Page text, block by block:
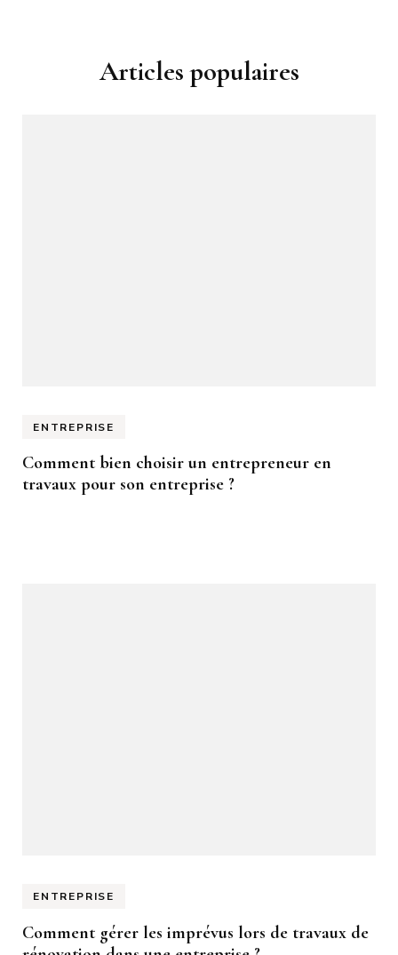
Articles populaires
ENTREPRISE
Comment bien choisir un entrepreneur en
travaux pour son entreprise ?
ENTREPRISE
Comment gérer les imprévus lors de travaux de